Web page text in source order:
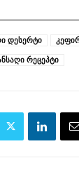
დესერტი
რეცეპტი